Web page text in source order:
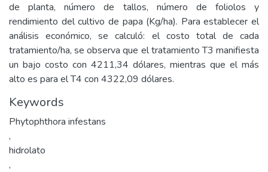
de planta, número de tallos, número de foliolos y
rendimiento del cultivo de papa (Kg/ha). Para establecer el
análisis económico, se calculó: el costo total de cada
tratamiento/ha, se observa que el tratamiento T3 manifiesta
un bajo costo con 4211,34 dólares, mientras que el más
alto es para el T4 con 4322,09 dólares.
Keywords
Phytophthora infestans
,
hidrolato
,